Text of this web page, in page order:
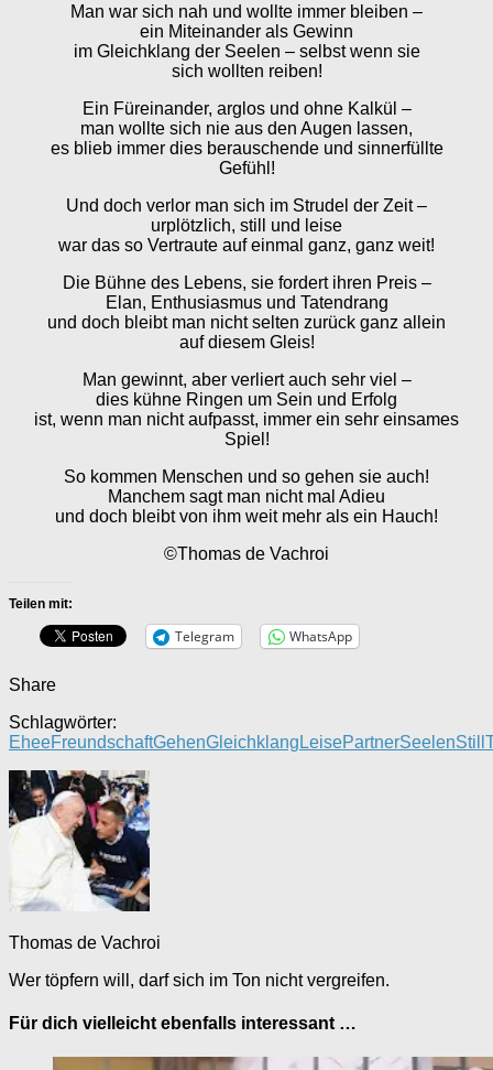
Man war sich nah und wollte immer bleiben –
ein Miteinander als Gewinn
im Gleichklang der Seelen – selbst wenn sie
sich wollten reiben!
Ein Füreinander, arglos und ohne Kalkül –
man wollte sich nie aus den Augen lassen,
es blieb immer dies berauschende und sinnerfüllte
Gefühl!
Und doch verlor man sich im Strudel der Zeit –
urplötzlich, still und leise
war das so Vertraute auf einmal ganz, ganz weit!
Die Bühne des Lebens, sie fordert ihren Preis –
Elan, Enthusiasmus und Tatendrang
und doch bleibt man nicht selten zurück ganz allein
auf diesem Gleis!
Man gewinnt, aber verliert auch sehr viel –
dies kühne Ringen um Sein und Erfolg
ist, wenn man nicht aufpasst, immer ein sehr einsames
Spiel!
So kommen Menschen und so gehen sie auch!
Manchem sagt man nicht mal Adieu
und doch bleibt von ihm weit mehr als ein Hauch!
©Thomas de Vachroi
Teilen mit:
Telegram WhatsApp
Share
Schlagwörter:
EheeFreundschaftGehenGleichklang LeisePartnerSeelenStill
Thomas de Vachroi
Wer töpfern will, darf sich im Ton nicht vergreifen.
Für dich vielleicht ebenfalls interessant …